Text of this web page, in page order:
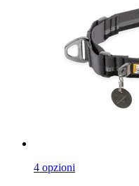
4 opzioni